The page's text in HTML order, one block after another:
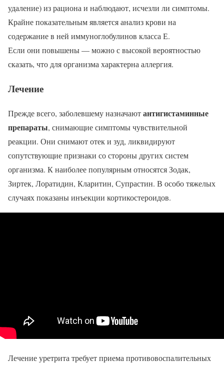
удаление) из рациона и наблюдают, исчезли ли симптомы.
Крайне показательным является анализ крови на
содержание в ней иммуноглобулинов класса Е.
Если они повышены — можно с высокой вероятностью
сказать, что для организма характерна аллергия.
Лечение
Прежде всего, заболевшему назначаютантигистаминные
препараты, снимающие симптомы чувствительной
реакции. Они снимают отек и зуд, ликвидируют
сопутствующие признаки со стороны других систем
организма. К наиболее популярным относятся Зодак,
Зиртек, Лоратидин, Кларитин, Супрастин. В особо тяжелых
случаях показаны инъекции кортикостероидов.
Лечение уретрита требует приема противовоспалительных